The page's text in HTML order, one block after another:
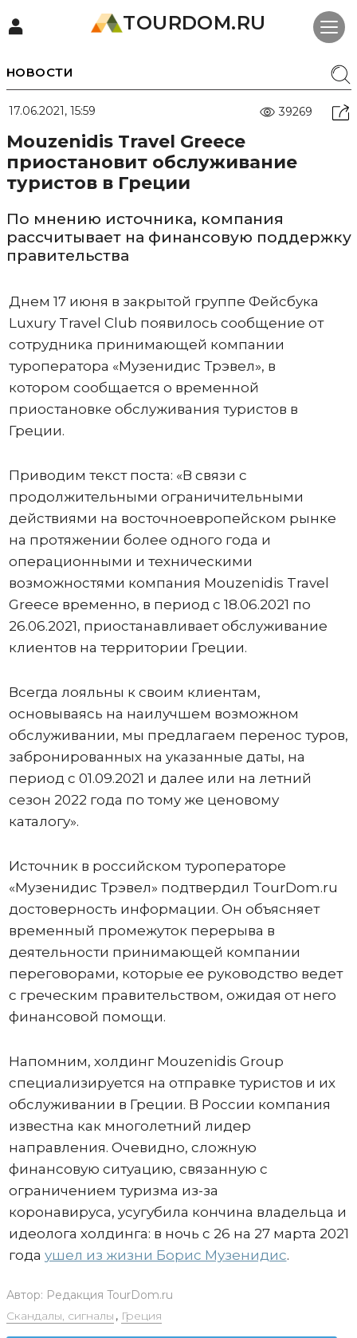
TOURDOM.RU
НОВОСТИ
17.06.2021, 15:59 39269
Mouzenidis Travel Greece
приостановит обслуживание
туристов в Греции
По мнению источника, компания
рассчитывает на финансовую поддержку
правительства
Днем 17 июня в закрытой группе Фейсбука
Luxury Travel Club появилось сообщение от
сотрудника принимающей компании
туроператора «Музенидис Трэвел», в
котором сообщается о временной
приостановке обслуживания туристов в
Греции.
Приводим текст поста: «В связи с
продолжительными ограничительными
действиями на восточноевропейском рынке
на протяжении более одного года и
операционными и техническими
возможностями компания Mouzenidis Travel
Greece временно, в период с 18.06.2021 по
26.06.2021, приостанавливает обслуживание
клиентов на территории Греции.
Всегда лояльны к своим клиентам,
основываясь на наилучшем возможном
обслуживании, мы предлагаем перенос туров,
забронированных на указанные даты, на
период с 01.09.2021 и далее или на летний
сезон 2022 года по тому же ценовому
каталогу».
Источник в российском туроператоре
«Музенидис Трэвел» подтвердил TourDom.ru
достоверность информации. Он объясняет
временный промежуток перерыва в
деятельности принимающей компании
переговорами, которые ее руководство ведет
с греческим правительством, ожидая от него
финансовой помощи.
Напомним, холдинг Mouzenidis Group
специализируется на отправке туристов и их
обслуживании в Греции. В России компания
известна как многолетний лидер
направления. Очевидно, сложную
финансовую ситуацию, связанную с
ограничением туризма из-за
коронавируса, усугубила кончина владельца и
идеолога холдинга: в ночь с 26 на 27 марта 2021
года ушел из жизни Борис Музенидис.
Автор: Редакция TourDom.ru
Скандалы, сигналы , Греция